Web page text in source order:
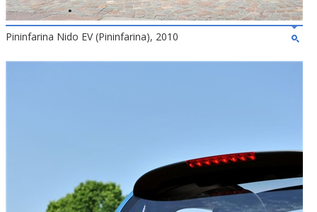
Pininfarina Nido EV (Pininfarina), 2010